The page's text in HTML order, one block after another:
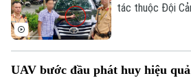
bị phạt 6 triệu
tác thuộc Đội
hiệu Toyota
UAV bước đầu phát huy hiệu